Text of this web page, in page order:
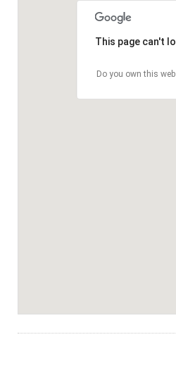
This page can't
Do you own this